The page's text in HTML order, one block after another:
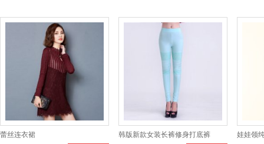
蕾丝连衣裙
韩版新款女装长裤修身打底裤
娃娃领